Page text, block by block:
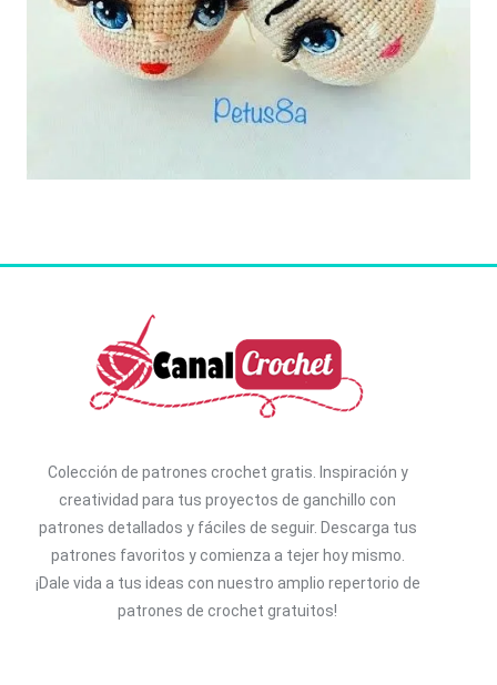
Colección de patrones crochet gratis. I nspiración y
creatividad para tus proyectos de ganchillo con
patrones detallados y fáciles de seguir. Descarga tus
patrones favoritos y comienza a tejer hoy mismo.
¡Dale vida a tus ideas con nuestro amplio repertorio de
patrones de crochet gratuitos!